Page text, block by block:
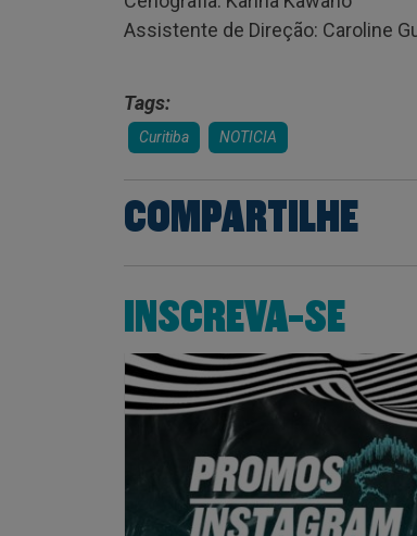
Assistente de Direção: Caroline
Tags:
Curitiba NOTICIA
COMPARTILHE
INSCREVA-SE